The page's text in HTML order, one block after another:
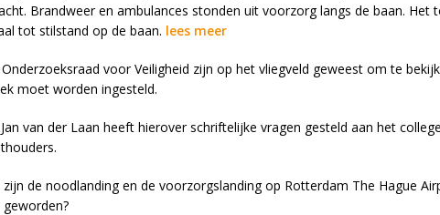
Brandweer en ambulances stonden uit voorzorg langs de baan. Het
tot stilstand op de baan. lees meer
voor Veiligheid zijn op het vliegveld geweest om te
moet worden ingesteld.
van der Laan heeft hierover schriftelijke vragen gesteld aan het
de noodlanding en de voorzorgslanding op Rotterdam The Hague